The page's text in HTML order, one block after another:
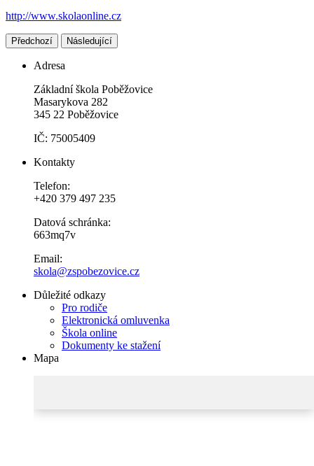
http://www.skolaonline.cz
Předchozí Následující
Adresa
Základní škola Poběžovice
Masarykova 282
345 22 Poběžovice
IČ: 75005409
Kontakty
Telefon:
+420 379 497 235
Datová schránka:
663mq7v
Email:
skola@zspobezovice.cz
Důležité odkazy
Pro rodiče
Elektronická omluvenka
Škola online
Dokumenty ke stažení
Mapa